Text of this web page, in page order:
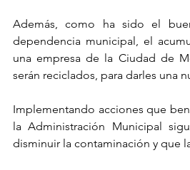
Además, como ha sido el
dependencia municipal, el
una empresa de la Ciudad de
serán reciclados, para darles una
Implementando acciones que
la Administración Municipal
disminuir la contaminación y que